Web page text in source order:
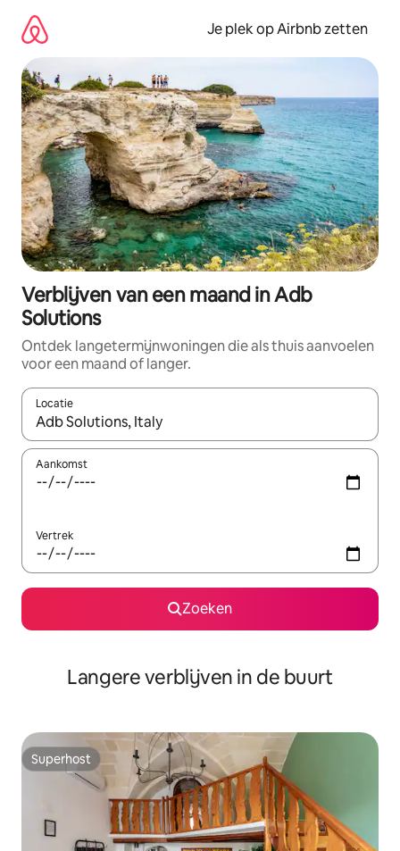
direct
naar
inhoud
Je plek op Airbnb zetten
Verblijven van een maand in Adb
Solutions
Ontdek langetermijnwoningen die als thuis aanvoelen
voor een maand of langer.
Locatie
Wanneer er resultaten beschikbaar zijn, maak je een keuze
Aankomst
Vertrek
Zoeken
Langere verblijven in de buurt
Superhost
Superhost